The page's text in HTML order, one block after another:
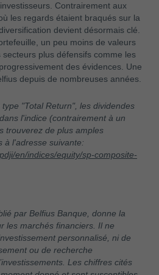
Contrairement aux
les regards étaient braqués sur la
devient désormais clé.
un peu moins de valeurs
plus défensifs comme les
des évidences. Une
depuis de nombreuses années.
"Total Return", les dividendes
l'indice (contrairement à un
trouverez de plus amples
à l'adresse suivante:
en/indices/equity/sp-composite-
par Belfius Banque, donne la
les marchés financiers. Il ne
personnalisé, ni de
ou de recherche
Les chiffres cités